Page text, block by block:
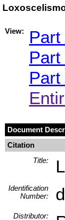
View:
Document
Citation
Title:
Identification
Number:
Distributor: